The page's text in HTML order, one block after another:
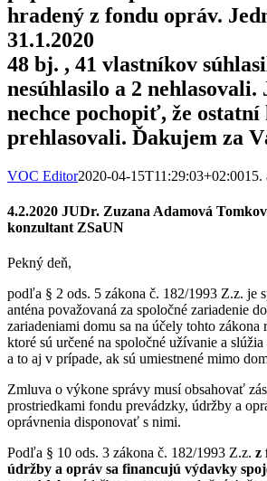
hradený z fondu opráv.
31.1.2020
48 bj. , 41 vlastníkov
nesúhlasilo a 2 nehlasovali.
nechce pochopiť, že ostatní
prehlasovali. Ďakujem za
VOC Editor2020-04-15T11:29:03+02:0015.
4.2.2020 JUDr. Zuzana Adamová
konzultant ZSaUN
Pekný deň,
podľa § 2 ods. 5 zákona č. 182/1993 Z.z. je
anténa považovaná za spoločné zariadenie
zariadeniami domu sa na účely tohto zákona
ktoré sú určené na spoločné užívanie a
a to aj v prípade, ak sú umiestnené mimo
Zmluva o výkone správy musí obsahovať
prostriedkami fondu prevádzky, údržby a
oprávnenia disponovať s nimi.
Podľa § 10 ods. 3 zákona č. 182/1993 Z.z. z
údržby a opráv sa financujú výdavky